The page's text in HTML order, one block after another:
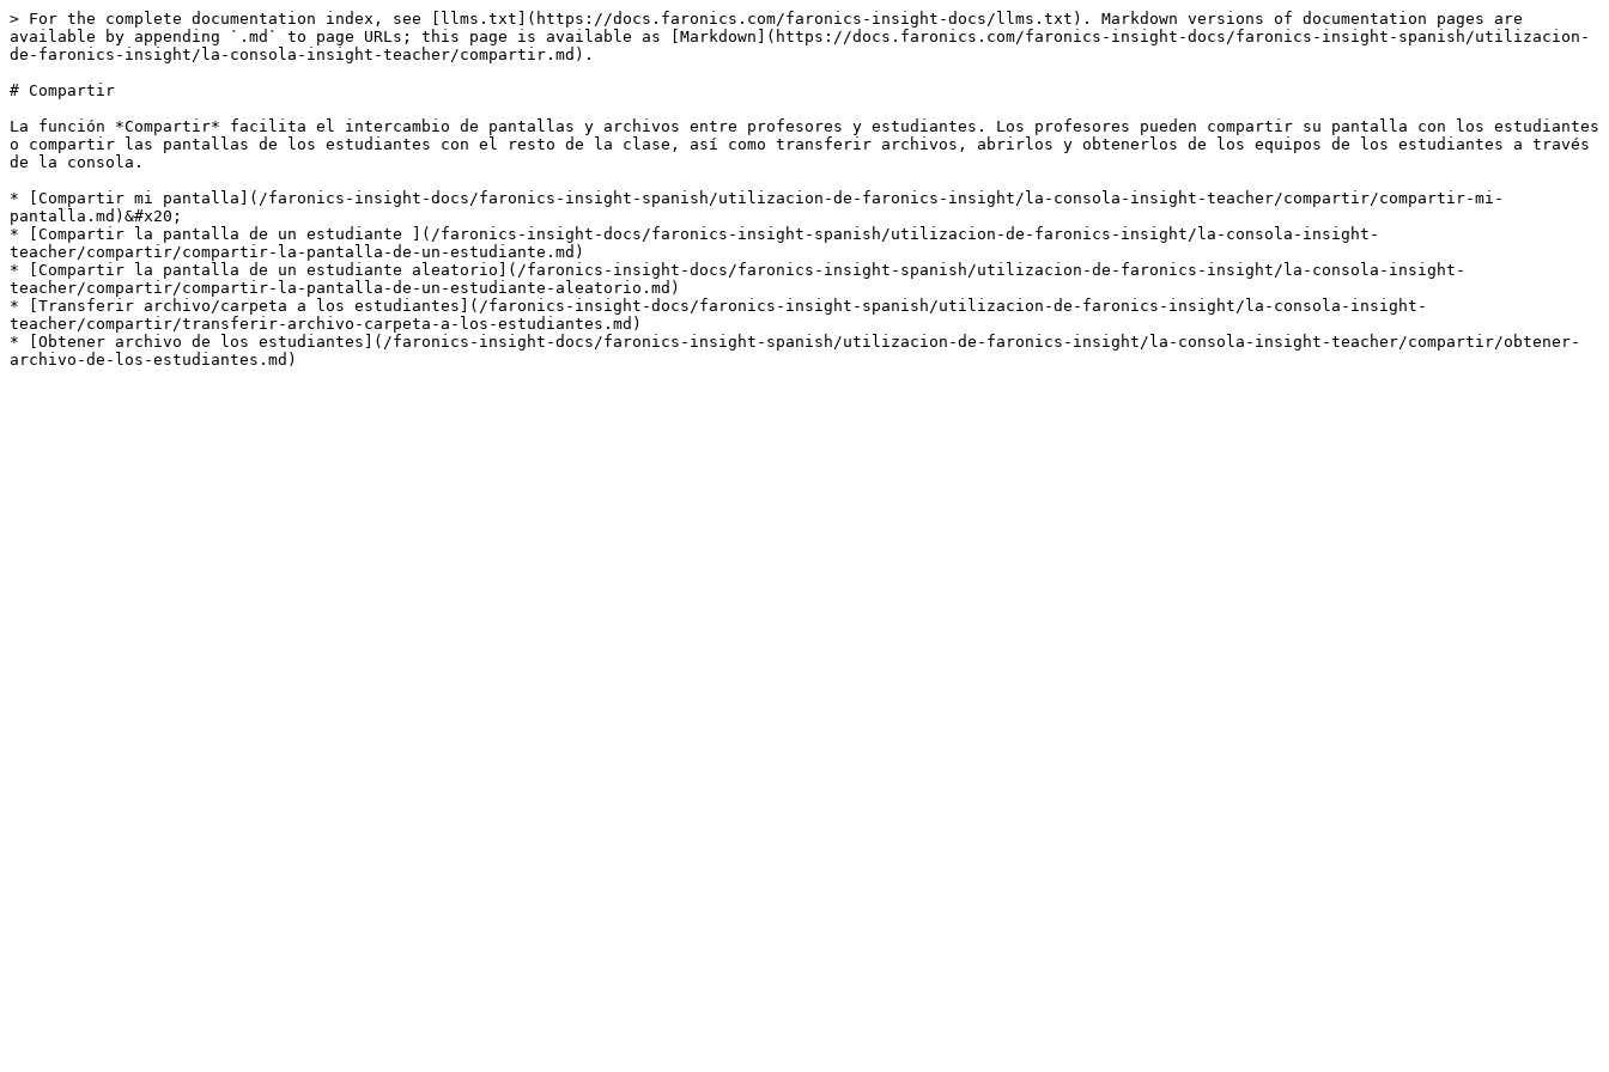
> For the complete documentation index, see [llms.txt](https://docs.faronics.com/faronics-insight-docs/llms.txt). Markdown versions of documentation pages are
available by appending `.md` to page URLs; this page is available as [Markdown](https://docs.faronics.com/faronics-insight-docs/faronics-insight-spanish/utilizacion-
de-faronics-insight/la-consola-insight-teacher/compartir.md).
# Compartir
La función *Compartir* facilita el intercambio de pantallas y archivos entre profesores y estudiantes. Los profesores pueden compartir su pantalla con los estudiantes
o compartir las pantallas de los estudiantes con el resto de la clase, así como transferir archivos, abrirlos y obtenerlos de los equipos de los estudiantes a través
de la consola.
* [Compartir mi pantalla](/faronics-insight-docs/faronics-insight-spanish/utilizacion-de-faronics-insight/la-consola-insight-teacher/compartir/compartir-mi-
pantalla.md)&#x20;
* [Compartir la pantalla de un estudiante ](/faronics-insight-docs/faronics-insight-spanish/utilizacion-de-faronics-insight/la-consola-insight-
teacher/compartir/compartir-la-pantalla-de-un-estudiante.md)
* [Compartir la pantalla de un estudiante aleatorio](/faronics-insight-docs/faronics-insight-spanish/utilizacion-de-faronics-insight/la-consola-insight-
teacher/compartir/compartir-la-pantalla-de-un-estudiante-aleatorio.md)
* [Transferir archivo/carpeta a los estudiantes](/faronics-insight-docs/faronics-insight-spanish/utilizacion-de-faronics-insight/la-consola-insight-
teacher/compartir/transferir-archivo-carpeta-a-los-estudiantes.md)
* [Obtener archivo de los estudiantes](/faronics-insight-docs/faronics-insight-spanish/utilizacion-de-faronics-insight/la-consola-insight-teacher/compartir/obtener-